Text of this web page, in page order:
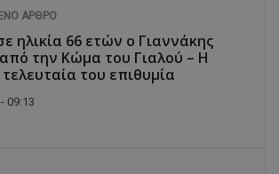
ΆΡΘΡΟ
ηλικία 66 ετών ο Γιαννάκης
την Κώμα του Γιαλού – Η
τελευταία του επιθυμία
09:13